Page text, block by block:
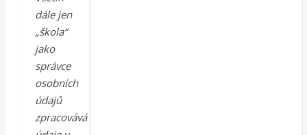
dále jen
„škola“
jako
správce
osobních
údajů
zpracovává